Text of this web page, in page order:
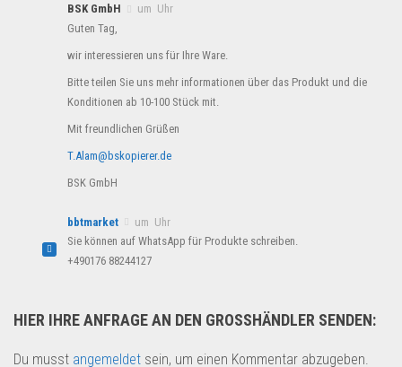
BSK GmbH
um Uhr
Guten Tag,
wir interessieren uns für Ihre Ware.
Bitte teilen Sie uns mehr informationen über das Produkt und die
Konditionen ab 10-100 Stück mit.
Mit freundlichen Grüßen
T.Alam@bskopierer.de
BSK GmbH
bbtmarket
um Uhr
Sie können auf WhatsApp für Produkte schreiben.
+490176 88244127
HIER IHRE ANFRAGE AN DEN GROSSHÄNDLER SENDEN:
Du musst angemeldet sein, um einen Kommentar abzugeben.